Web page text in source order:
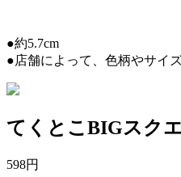
●約5.7cm
●店舗によって、色柄やサイ
てくとこBIGスク
598円